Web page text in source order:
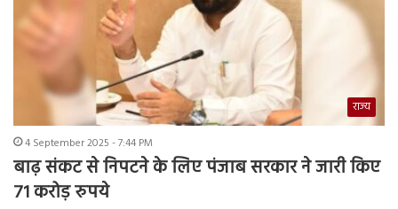
राज्य
4 September 2025 - 7:44 PM
बाढ़ संकट से निपटने के लिए पंजाब सरकार ने जारी किए
71 करोड़ रुपये